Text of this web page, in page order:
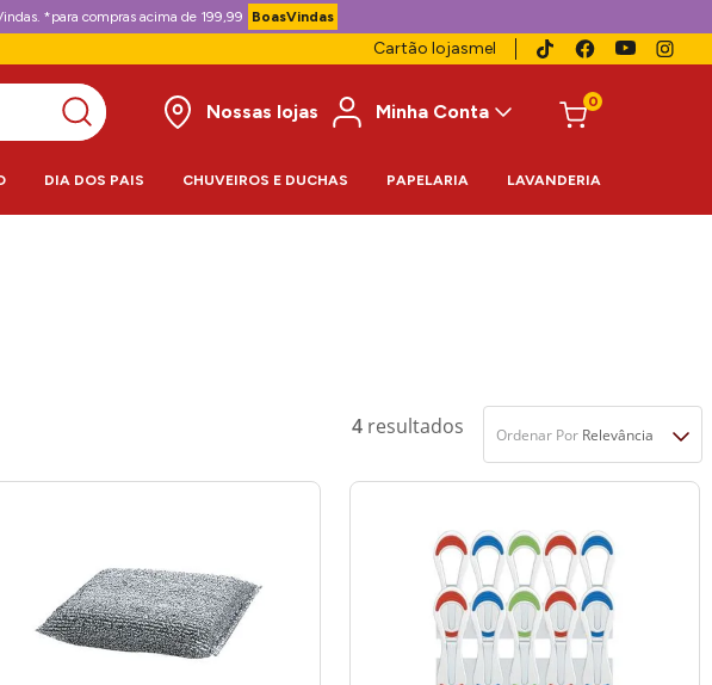
*para compras acima de 199,99 BoasVindas
Cartão lojasmel
Nossas lojas
Minha Conta 0
DIA DOS PAIS CHUVEIROS E DUCHAS PAPELARIA LAVANDERIA
4 Ordenar Por Relevância